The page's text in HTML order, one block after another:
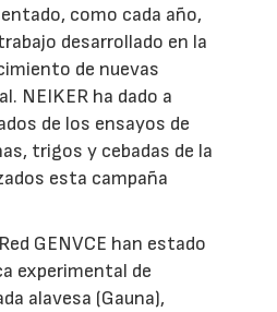
como cada año,
desarrollado en la
de nuevas
NEIKER ha dado a
de los ensayos de
trigos y cebadas de la
esta campaña
GENVCE han estado
experimental de
alavesa (Gauna),